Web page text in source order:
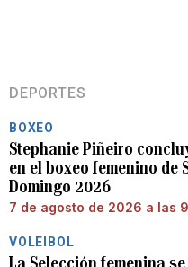
DEPORTES
BOXEO
Stephanie Piñeiro
en el boxeo femenino de
Domingo 2026
7 de agosto de 2026 a las
VOLEIBOL
La Selección femenina